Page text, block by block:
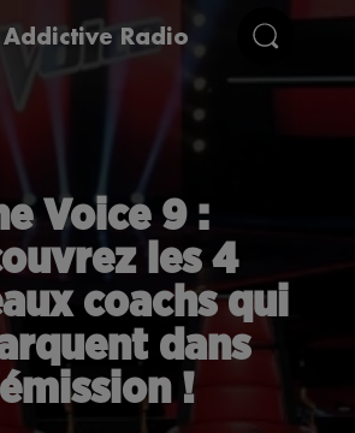
Addictive Radio
Voice 9 :
les 4
coachs qui
dans
!